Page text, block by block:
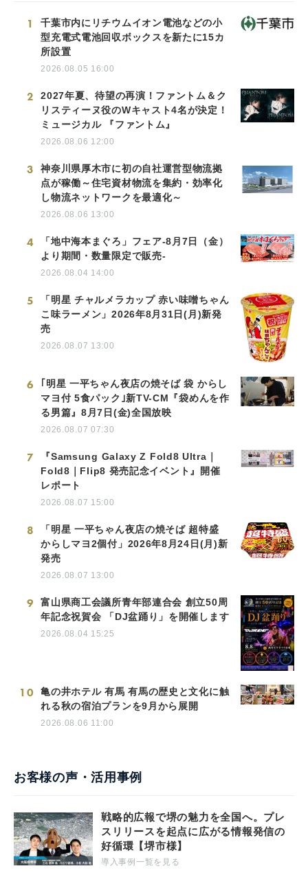
1
千葉市内にリチウムイオン電池などの小
型充電式電池回収ボックスを新たに15カ
所設置
2026.08.05 16:00
2
2027年夏、待望の再演！ファントム＆ク
リスティーヌ役のWキャスト4名が決定！
ミュージカル 『ファントム』
2026.08.06 12:00
3
神奈川県厚木市に初の自社運営型物流拠
点が稼働～住宅資材物流を集約・効率化
し物流ネットワークを最適化～
2026.08.06 13:00
4
「地中海本まぐろ」フェア-8月7日（金）
より期間・数量限定で販売-
2026.08.04 14:00
5
「明星 チャルメラカップ 赤い味噌ちゃん
こ味ラーメン」2026年8月31日(月)新発
売
2026.08.07 13:00
6
｢明星 一平ちゃん夜店の焼そば 袋 からし
マヨ付 5食パック｣新TV-CM『袋めんを作
る男篇』8月7日(金)全国放映
2026.08.07 07:30
7
『Samsung Galaxy Z Fold8 Ultra｜
Fold8｜Flip8 発売記念イベント』開催
レポート
2026.08.07 15:00
8
「明星 一平ちゃん夜店の焼そば 超特盛
からしマヨ2個付」2026年8月24日(月)新
発売
2026.08.07 13:00
9
富山県商工会議所青年部連合会 創立50周
年記念祝賀会 「DJ盆踊り」を開催します
2026.08.04 15:25
10
亀の井ホテル 有馬 有馬の歴史と文化に触
れる秋の宿泊プランを9月から展開
2026.08.06 11:00
お客様の声・活用事例
戦略的広報で堺の魅力を全国へ。プレ
スリリースを起点に広がる情報発信の
好循環【堺市様】
導入事例一覧を見る